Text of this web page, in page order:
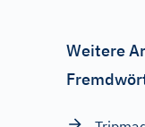
Weitere